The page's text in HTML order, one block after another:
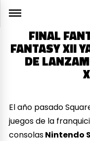
FINAL
FANTASY XII
DE
El año pasado
juegos de la
consolasNintendo